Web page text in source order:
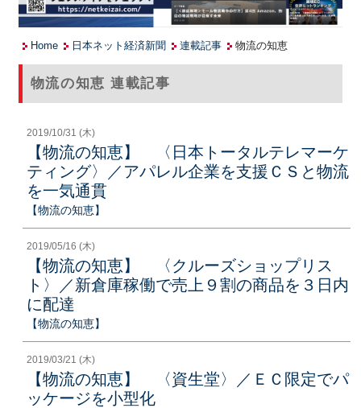
Home 日本ネット経済新聞 連載記事 物流の知恵
物流の知恵 連載記事
2019/10/31 (木)
【物流の知恵】 〈日本トータルテレマーケ
ティング〉／アパレル企業を支援ＣＳと物流
を一気通貫
【物流の知恵】
2019/05/16 (木)
【物流の知恵】 〈クルーズショップリス
ト〉／新倉庫稼働で売上９割の商品を３日内
に配達
【物流の知恵】
2019/03/21 (木)
【物流の知恵】 〈資生堂〉／ＥＣ限定でパ
ッケージを小型化